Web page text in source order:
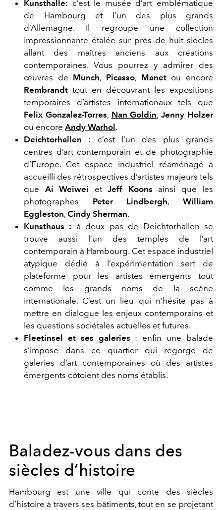
Kunsthalle: c’est le musée d’art emblématique
de Hambourg et l’un des plus grands
d’Allemagne. Il regroupe une collection
impressionnante étalée sur près de huit siècles
allant des maîtres anciens aux créations
contemporaines. Vous pourrez y admirer des
œuvres de Munch, Picasso, Manetou encore
Rembrandt tout en découvrant les expositions
temporaires d’artistes internationaux tels que
Felix Gonzalez-Torres, Nan Goldin,Jenny Holzer
ou encore Andy Warhol.
Deichtorhallen : c’est l’un des plus grands
centres d’art contemporain et de photographie
d’Europe. Cet espace industriel réaménagé a
accueilli des rétrospectives d’artistes majeurs tels
que Ai Weiwei et Jeff Koons ainsi que les
photographes Peter Lindbergh,William
Eggleston, Cindy Sherman.
Kunsthaus : à deux pas de Deichtorhallen se
trouve aussi l’un des temples de l’art
contemporain à Hambourg. Cet espace industriel
atypique dédié à l’expérimentation sert de
plateforme pour les artistes émergents tout
comme les grands noms de la scène
internationale. C’est un lieu qui n’hésite pas à
mettre en dialogue les enjeux contemporains et
les questions sociétales actuelles et futures.
Fleetinsel et ses galeries : enfin une balade
s’impose dans ce quartier qui regorge de
galeries d’art contemporaines où des artistes
émergents côtoient des noms établis.
Baladez-vous dans des
siècles d’histoire
Hambourg est une ville qui conte des siècles
d’histoire à travers ses bâtiments, tout en se projetant